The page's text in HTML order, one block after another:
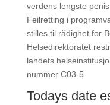
verdens lengste
Feilretting i
stilles til rådighet for
Helsedirektoratet
landets
nummer C03-5.
Todays date